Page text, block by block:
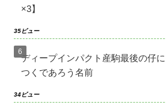
×3】
35ビュー
ディープインパクト産駒最後の仔に
つくであろう名前
34ビュー